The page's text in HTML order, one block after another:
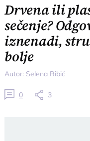
Drvena ili
sečenje?
iznenadi,
bolje
Autor: Selena Ribić
0 3